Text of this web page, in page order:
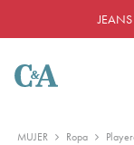
MUJER Ropa